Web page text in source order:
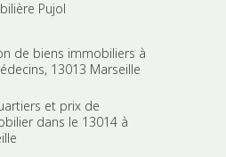
Pujol
de biens immobiliers à
13013 Marseille
et prix de
dans le 13014 à